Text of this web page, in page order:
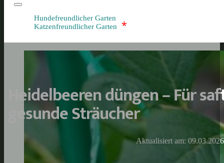
Hundefreundlicher Garten
Katzenfreundlicher Garten
*
Heidelbeeren düngen – Für
gesunde Sträucher
Aktualisiert am: 09.03.2026